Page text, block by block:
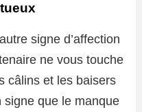
signe d’affection
ne vous touche
câlins et les baisers
que le manque